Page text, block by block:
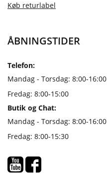
Køb returlabel
ÅBNINGSTIDER
Telefon:
Mandag - Torsdag: 8:00-16:00
Fredag: 8:00-15:00
Butik og Chat:
Mandag - Torsdag: 8:00-16:00
Fredag: 8:00-15:30